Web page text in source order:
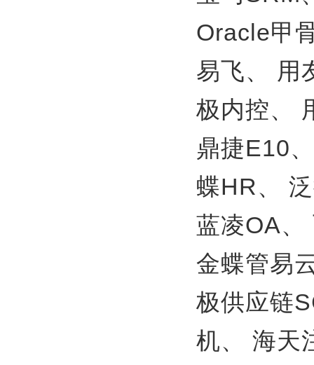
Oracle甲
易飞、
用
极内控、
鼎捷E10、
蝶HR、
蓝凌OA、
金蝶管易
极供应链
机、
海天